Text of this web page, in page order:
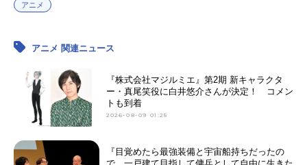
アニメ
アニメ 関連ニュース
『株式会社マジルミエ』第2期 新キャラクタ
ー・真尾笑役に白井悠介さんが決定！ コメン
トも到着
2026-08-09 01:25
『目覚めたら最強装備と宇宙船持ちだったの